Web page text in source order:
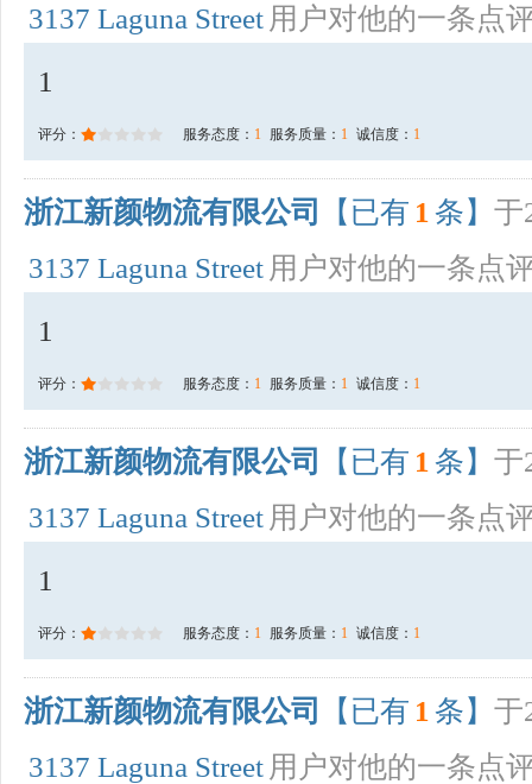
3137 Laguna Street 用户对他的一条点
1
评分： 服务态度： 1 服务质量： 1 诚信度： 1
浙江新颜物流有限公司 【已有 1 条】 于
3137 Laguna Street 用户对他的一条点
1
评分： 服务态度： 1 服务质量： 1 诚信度： 1
浙江新颜物流有限公司 【已有 1 条】 于
3137 Laguna Street 用户对他的一条点
1
评分： 服务态度： 1 服务质量： 1 诚信度： 1
浙江新颜物流有限公司 【已有 1 条】 于
3137 Laguna Street 用户对他的一条点